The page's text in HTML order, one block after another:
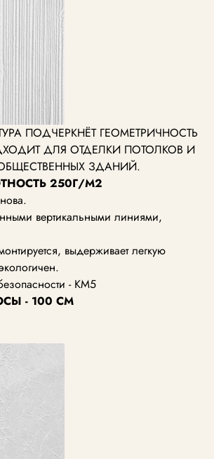
ПОДЧЕРКНЁТ ГЕОМЕТРИЧНОСТЬ
ДЛЯ ОТДЕЛКИ ПОТОЛКОВ И
ЗДАНИЙ.
250Г/М2
вертикальными линиями,
выдерживает легкую
- КМ5
- 100 СМ